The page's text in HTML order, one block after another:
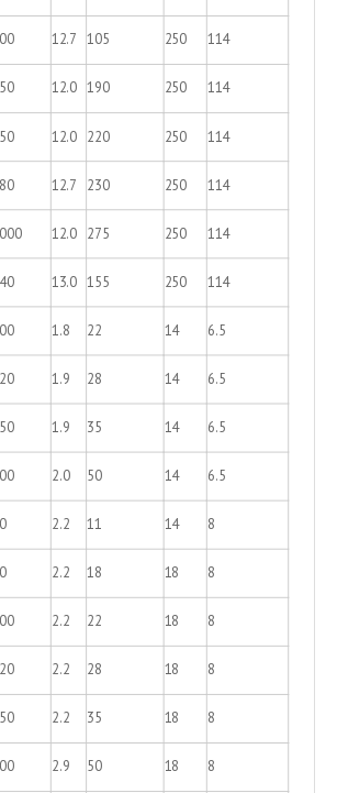
12.7 105 250 114
12.0 190 250 114
12.0 220 250 114
12.7 230 250 114
12.0 275 250 114
13.0 155 250 114
1.8 22 14 6.5
1.9 28 14 6.5
1.9 35 14 6.5
2.0 50 14
6.5
2.2 11 14
8
2.2 18 18
8
2.2 22 18
8
2.2 28 18
8
2.2 35 18 8
2.9 50 18 8